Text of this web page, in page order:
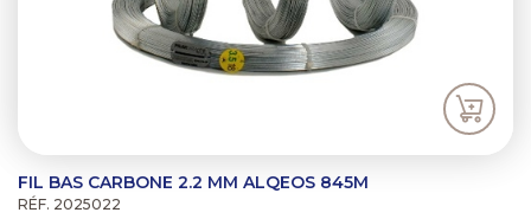
FIL BAS CARBONE 2.2 MM ALQEOS 845M
RÉF. 2025022